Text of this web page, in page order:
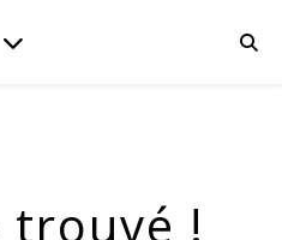
trouvé !